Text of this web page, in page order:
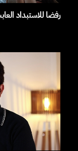
رفضا للاستبداد